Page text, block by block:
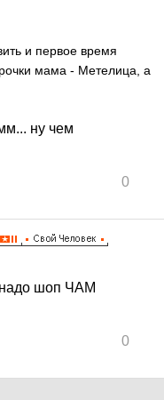
и первое время
мама - Метелица, а
ну чем
0
надо шоп ЧАМ
0